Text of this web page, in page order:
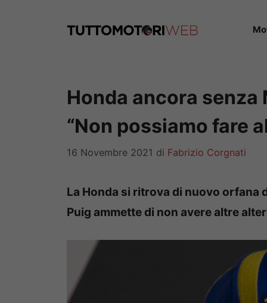
Honda ancora
“Non possiamo fare
16 Novembre 2021 di Fabrizio Corgnati
La Honda si ritrova di nuovo orfana
Puig ammette di non avere altre